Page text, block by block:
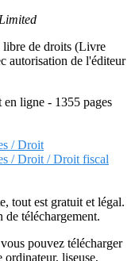
libre de droits (Livre
autorisation de l'éditeur
ligne - 1355 pages
/ Droit
/ Droit / Droit fiscal
tout est gratuit et légal.
téléchargement.
pouvez télécharger
liseuse,